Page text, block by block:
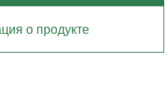
о продукте